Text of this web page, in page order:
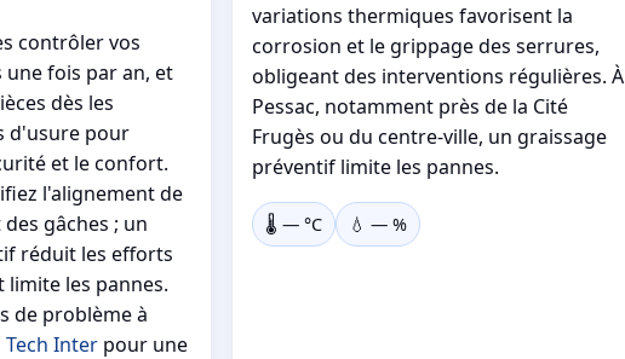
contrôler vos
une fois par an, et
dès les
d'usure pour
et le confort.
l'alignement de
gâches ; un
réduit les efforts
les pannes.
de problème à
Tech Inter pour une
variations thermiques favorisent la
corrosion et le grippage des serrures,
obligeant des interventions régulières. À
Pessac, notamment près de la Cité
Frugès ou du centre-ville, un graissage
préventif limite les pannes.
🌡️ —°C 💧 —%